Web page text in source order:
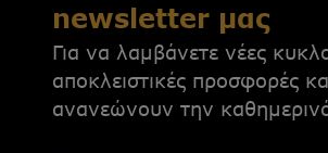
newsletter μας
Για να λαμβάνετε νέες
αποκλειστικές προσφορές
ανανεώνουν την